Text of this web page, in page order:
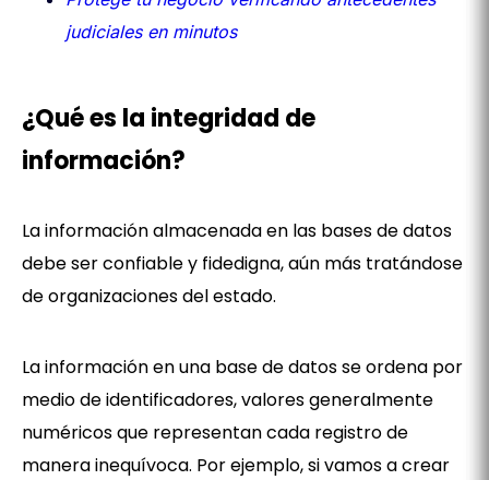
judiciales en minutos
¿Qué es la integridad de
información?
La información almacenada en las bases de datos
debe ser confiable y fidedigna, aún más tratándose
de organizaciones del estado.
La información en una base de datos se ordena por
medio de identificadores, valores generalmente
numéricos que representan cada registro de
manera inequívoca. Por ejemplo, si vamos a crear